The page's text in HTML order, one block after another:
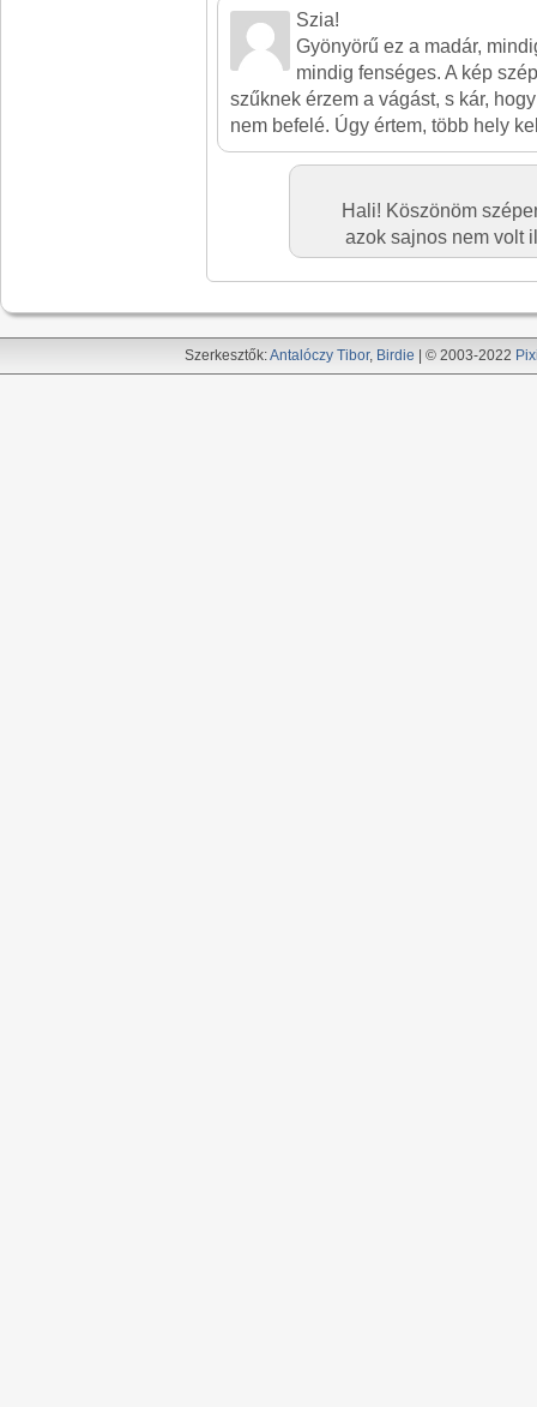
Szia!
Gyönyörű ez a madár,
mindig fenséges. A kép
szűknek érzem a vágást, s kár,
nem befelé. Úgy értem, több hely
Hali! Köszönöm
azok sajnos nem volt
Szerkesztők:Antalóczy Tibor, Birdie | © 2003-2022